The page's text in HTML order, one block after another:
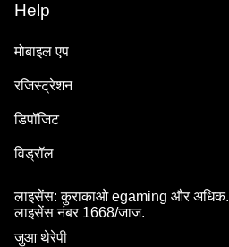
Help
मोबाइल एप
रजिस्ट्रेशन
डिपॉजिट
विड्रॉल
लाइसेंस: कुराकाओ egaming और अधिक.
लाइसेंस नंबर 1668/जाज.
जुआ थेरेपी